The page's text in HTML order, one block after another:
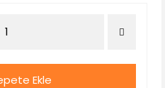
Ekle